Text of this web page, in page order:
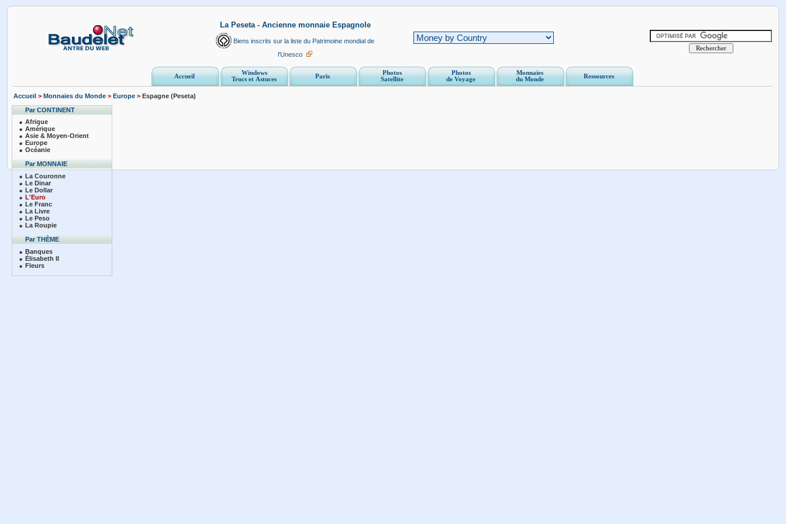
La Peseta - Ancienne monnaie Espagnole
Biens inscrits sur la liste du Patrimoine mondial de
l'Unesco
Accueil
Windows
Trucs et Astuces
Paris
Photos
Satellite
Photos
de Voyage
Monnaies
du Monde
Ressources
Accueil > Monnaies du Monde > Europe > Espagne (Peseta)
Par CONTINENT
Afrique
Amérique
Asie & Moyen-Orient
Europe
Océanie
Par MONNAIE
La Couronne
Le Dinar
Le Dollar
L'Euro
Le Franc
La Livre
Le Peso
La Roupie
Par THÈME
Banques
Élisabeth II
Fleurs